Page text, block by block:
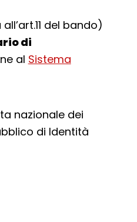
del bando)
di
al Sistema
nazionale dei
di Identità